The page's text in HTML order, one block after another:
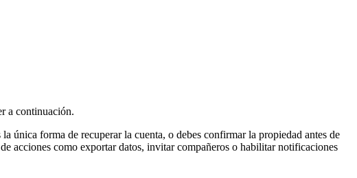
a continuación.
única forma de recuperar la cuenta, o debes confirmar la propiedad antes de
acciones como exportar datos, invitar compañeros o habilitar notificaciones